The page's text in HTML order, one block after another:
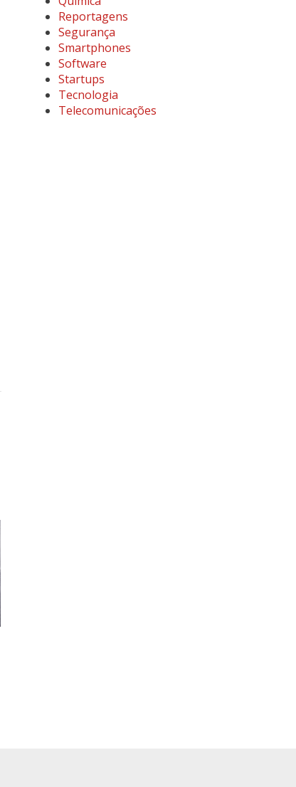
Reportagens
Segurança
Smartphones
Software
Startups
Tecnologia
Telecomunicações